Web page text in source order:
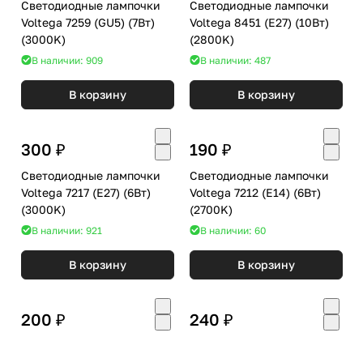
Светодиодные лампочки
Voltega 7259 (GU5) (7Вт)
(3000K)
В наличии: 909
В корзину
Светодиодные лампочки
Voltega 8451 (E27) (10Вт)
(2800K)
В наличии: 487
В корзину
300 ₽
Светодиодные лампочки
Voltega 7217 (E27) (6Вт)
(3000K)
В наличии: 921
В корзину
190 ₽
Светодиодные лампочки
Voltega 7212 (E14) (6Вт)
(2700K)
В наличии: 60
В корзину
200 ₽ 240 ₽